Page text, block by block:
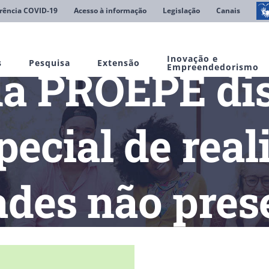
COVID-19 Acesso à informação Legislação Canais
Pesquisa Extensão Inovação e
Empreendedorismo
PROEPE
de
não